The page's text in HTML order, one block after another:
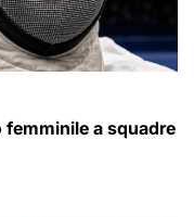
femminile a squadre